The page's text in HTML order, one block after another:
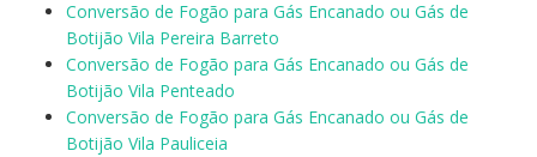
Conversão de Fogão para Gás Encanado ou Gás de
Botijão Vila Pereira Barreto
Conversão de Fogão para Gás Encanado ou Gás de
Botijão Vila Penteado
Conversão de Fogão para Gás Encanado ou Gás de
Botijão Vila Pauliceia